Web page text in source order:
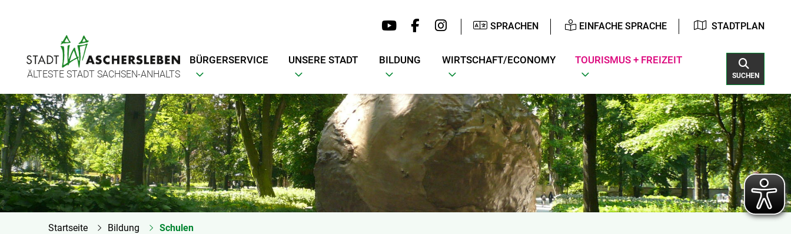
SPRACHEN EINFACHE SPRACHE STADTPLAN
ÄLTESTE STADT SACHSEN-ANHALTS
BÜRGERSERVICE UNSERE STADT BILDUNG WIRTSCHAFT/ECONOMY TOURISMUS + FREIZEIT
SUCHEN
Startseite Bildung Schulen